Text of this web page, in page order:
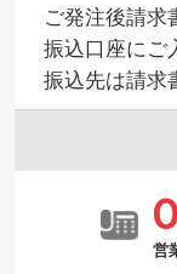
ご発注後請求
振込口座にご
振込先は請求
営